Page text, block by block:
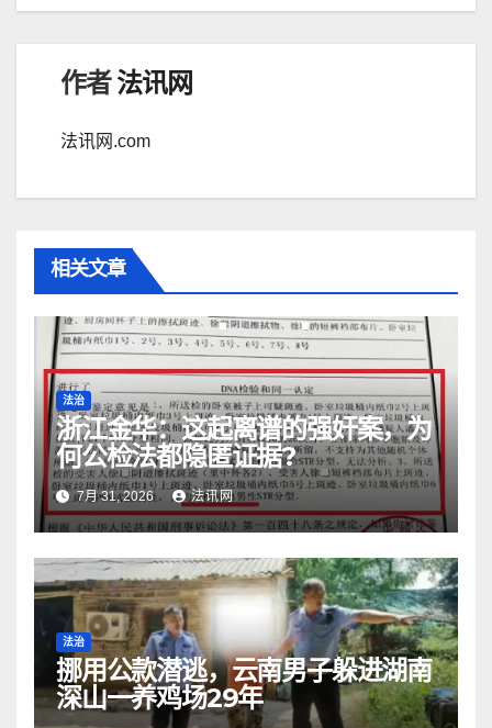
作者法讯网
法讯网.com
相关文章
法治
浙江金华：​这起离谱的强奸案，为
何公检法都隐匿证据?
7月 31, 2026 法讯网
法治
挪用公款潜逃，云南男子躲进湖南
深山一养鸡场29年